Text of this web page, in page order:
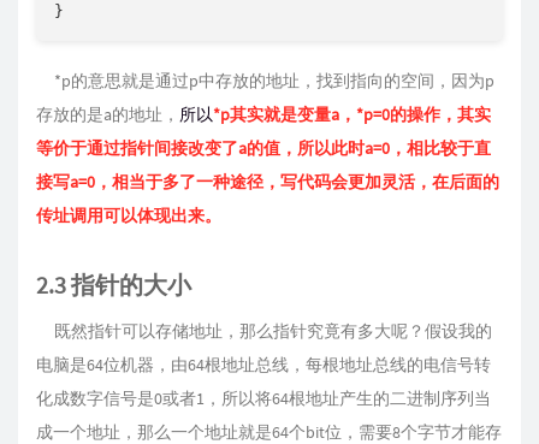
}
*p的意思就是通过p中存放的地址，找到指向的空间，因为p
存放的是a的地址， 所以*p其实就是变量a，*p=0的操作，其实
等价于通过指针间接改变了a的值，所以此时a=0，相比较于直
接写a=0，相当于多了一种途径，写代码会更加灵活，在后面的
传址调用可以体现出来。
2.3 指针的大小
既然指针可以存储地址，那么指针究竟有多大呢？假设我的
电脑是64位机器，由64根地址总线，每根地址总线的电信号转
化成数字信号是0或者1，所以将64根地址产生的二进制序列当
成一个地址，那么一个地址就是64个bit位，需要8个字节才能存